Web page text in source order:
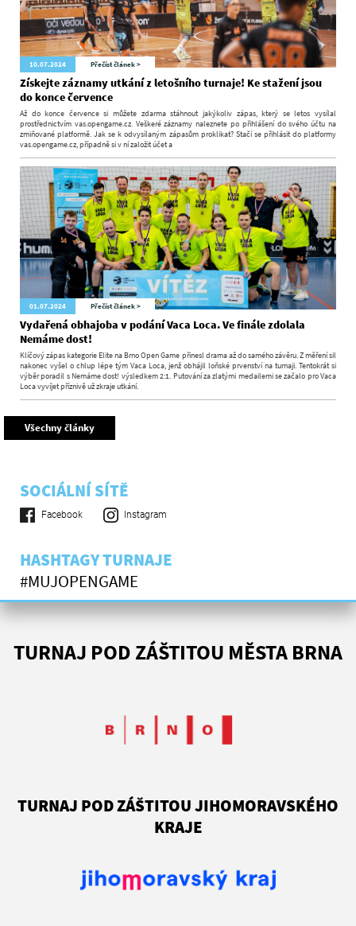
10.07.2024 Přečíst článek >
Získejte záznamy utkání z letošního turnaje! Ke stažení jsou
do konce července
Až do konce července si můžete zdarma stáhnout jakýkoliv zápas, který se letos vysílal
prostřednictvím vas.opengame.cz. Veškeré záznamy naleznete po přihlášení do svého účtu na
zmiňované platformě. Jak se k odvysílaným zápasům proklikat? Stačí se přihlásit do platformy
vas.opengame.cz, případně si v ní založit účet a
01.07.2024 Přečíst článek >
Vydařená obhajoba v podání Vaca Loca. Ve finále zdolala
Nemáme dost!
Klíčový zápas kategorie Elite na Brno Open Game přinesl drama až do samého závěru. Z měření sil
nakonec vyšel o chlup lépe tým Vaca Loca, jenž obhájil loňské prvenství na turnaji. Tentokrát si
výběr poradil s Nemáme dost! výsledkem 2:1. Putování za zlatými medailemi se začalo pro Vaca
Loca vyvíjet příznivě už zkraje utkání.
Všechny články
SOCIÁLNÍ SÍTĚ
Facebook Instagram
HASHTAGY TURNAJE
#MUJOPENGAME
TURNAJ POD ZÁŠTITOU MĚSTA BRNA
TURNAJ POD ZÁŠTITOU JIHOMORAVSKÉHO
KRAJE